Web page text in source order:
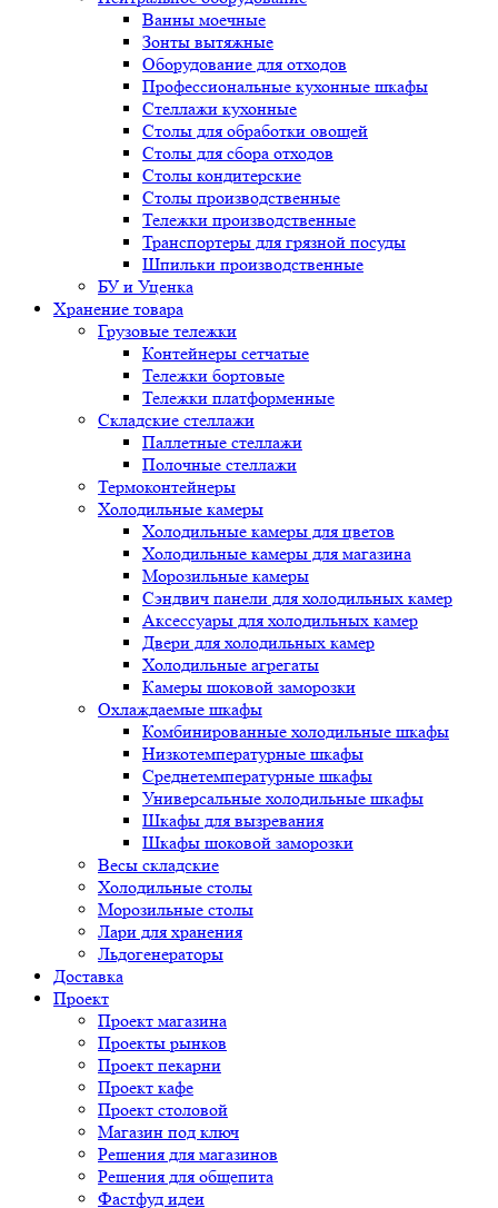
Ванны моечные
Зонты вытяжные
Оборудование для отходов
Профессиональные кухонные шкафы
Стеллажи кухонные
Столы для обработки овощей
Столы для сбора отходов
Столы кондитерские
Столы производственные
Тележки производственные
Транспортеры для грязной посуды
Шпильки производственные
БУ и Уценка
Хранение товара
Грузовые тележки
Контейнеры сетчатые
Тележки бортовые
Тележки платформенные
Складские стеллажи
Паллетные стеллажи
Полочные стеллажи
Термоконтейнеры
Холодильные камеры
Холодильные камеры для цветов
Холодильные камеры для магазина
Морозильные камеры
Сэндвич панели для холодильных камер
Аксессуары для холодильных камер
Двери для холодильных камер
Холодильные агрегаты
Камеры шоковой заморозки
Охлаждаемые шкафы
Комбинированные холодильные шкафы
Низкотемпературные шкафы
Среднетемпературные шкафы
Универсальные холодильные шкафы
Шкафы для вызревания
Шкафы шоковой заморозки
Весы складские
Холодильные столы
Морозильные столы
Лари для хранения
Льдогенераторы
Доставка
Проект
Проект магазина
Проекты рынков
Проект пекарни
Проект кафе
Проект столовой
Магазин под ключ
Решения для магазинов
Решения для общепита
Фастфуд идеи